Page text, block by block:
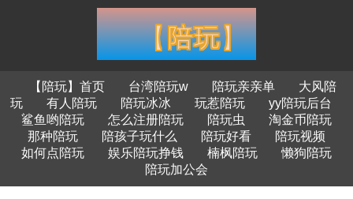
【陪玩】首页 台湾陪玩w 陪玩亲亲单
大风陪
玩
有人陪玩 陪玩冰冰 玩惹陪玩
yy陪玩后台
鲨鱼哟陪玩
怎么注册陪玩 陪玩虫
淘金币陪玩
那种陪玩
陪孩子玩什么 陪玩好看
陪玩视频
如何点陪玩
娱乐陪玩挣钱 楠枫陪玩
懒狗陪玩
陪玩加公会